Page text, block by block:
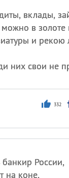
вклады,
в золоте
и рекою
них свои не
332
банкир России,
на коне,